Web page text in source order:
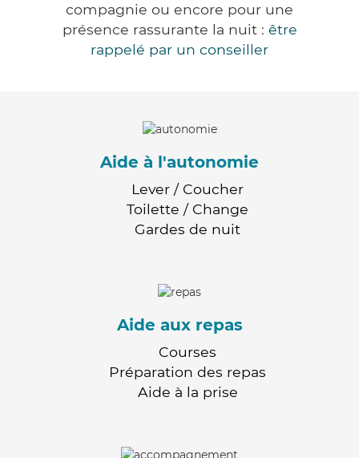
compagnie ou encore pour une
présence rassurante la nuit : être
rappelé par un conseiller
Aide à l'autonomie
Lever / Coucher
Toilette / Change
Gardes de nuit
Aide aux repas
Courses
Préparation des repas
Aide à la prise